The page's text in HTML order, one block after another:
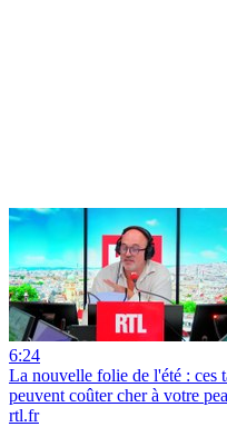
6:24
La nouvelle folie de l'été : ces
peuvent coûter cher à votre
rtl.fr